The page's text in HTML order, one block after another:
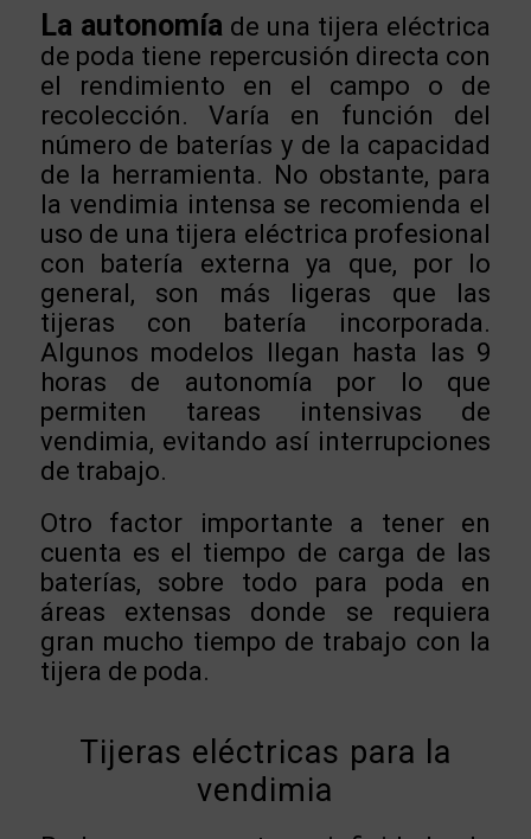
La autonomíade una tijera eléctrica
de poda tiene repercusión directa con
el rendimiento en el campo o de
recolección. Varía en función del
número de baterías y de la capacidad
de la herramienta. No obstante, para
la vendimia intensa se recomienda el
uso de una tijera eléctrica profesional
con batería externa ya que, por lo
general, son más ligeras que las
tijeras con batería incorporada.
Algunos modelos llegan hasta las 9
horas de autonomía por lo que
permiten tareas intensivas de
vendimia, evitando así interrupciones
de trabajo.
Otro factor importante a tener en
cuenta es el tiempo de carga de las
baterías, sobre todo para poda en
áreas extensas donde se requiera
gran mucho tiempo de trabajo con la
tijera de poda.
Tijeras eléctricas para la
vendimia